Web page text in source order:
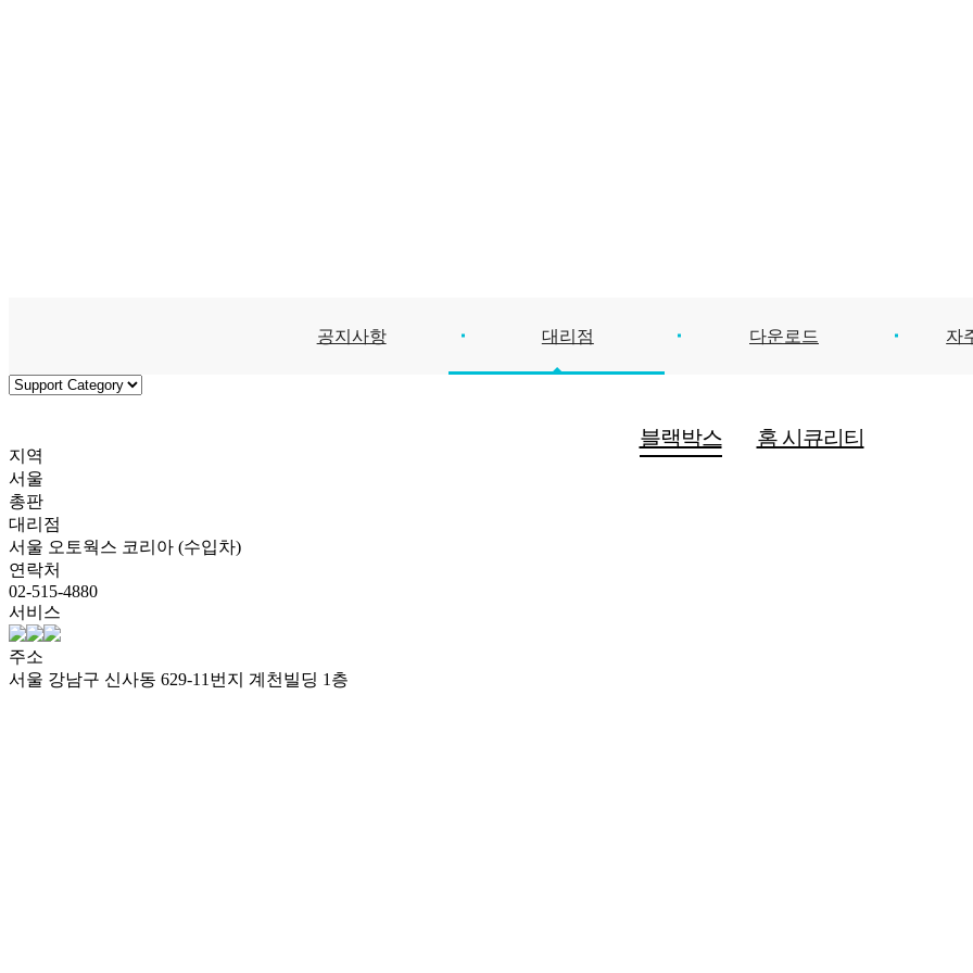
공지사항 대리점 다운로드 자
블랙박스 홈 시큐리티
지역
서울
총판
대리점
서울 오토웍스 코리아 (수입차)
연락처
02-515-4880
서비스
주소
서울 강남구 신사동 629-11번지 계천빌딩 1층